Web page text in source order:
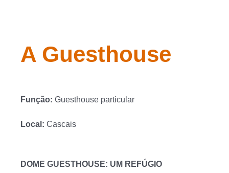
A Guesthouse
Função: Guesthouse particular
Local: Cascais
DOME GUESTHOUSE: UM REFÚGIO